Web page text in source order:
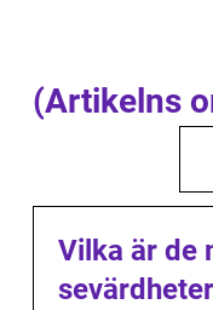
(Artikelns
Vilka är de